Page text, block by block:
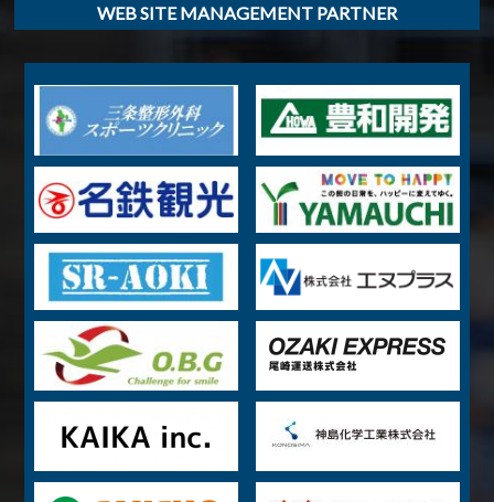
WEB SITE MANAGEMENT PARTNER